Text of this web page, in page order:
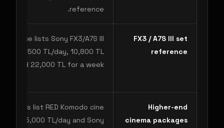
reference.
FX3 / A7S III set
reference
lists Sony FX3/A7S III
4,500 TL/day, 10,800 TL
and 22,000 TL for a week.
Higher-end
cinema packages
list RED Komodo cine
5,000 TL/day and Sony